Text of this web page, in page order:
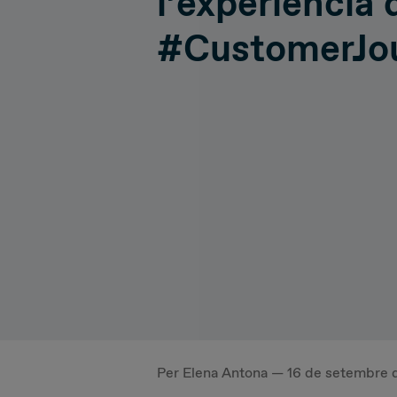
Hiperconnectivity
Per Elena Antona — 16 de setembre